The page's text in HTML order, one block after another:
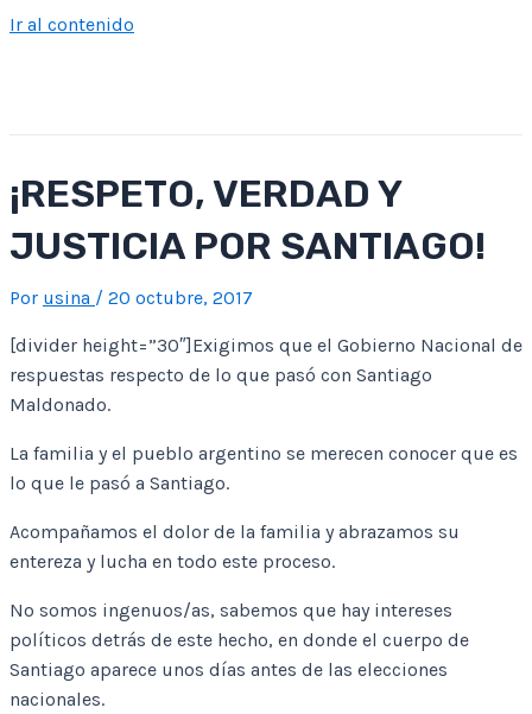
Ir al contenido
¡RESPETO, VERDAD Y
JUSTICIA POR SANTIAGO!
Por usina / 20 octubre, 2017
[divider height=”30″]Exigimos que el Gobierno Nacional de
respuestas respecto de lo que pasó con Santiago
Maldonado.
La familia y el pueblo argentino se merecen conocer que es
lo que le pasó a Santiago.
Acompañamos el dolor de la familia y abrazamos su
entereza y lucha en todo este proceso.
No somos ingenuos/as, sabemos que hay intereses
políticos detrás de este hecho, en donde el cuerpo de
Santiago aparece unos días antes de las elecciones
nacionales.